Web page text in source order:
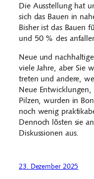
Die Ausstellung hat
sich das Bauen in
Bisher ist das Bauen
und 50 % des
Neue und
viele Jahre, aber Sie
treten und andere,
Neue
Pilzen, wurden in
noch wenig
Dennoch lösten sie
Diskussionen aus.
23. Dezember 2025